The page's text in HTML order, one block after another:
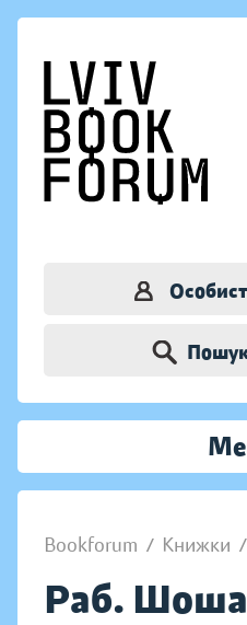
Bookforum / Книжки /
Раб. Шоша